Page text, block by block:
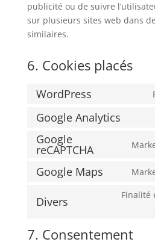
publicité ou de suivre
sur plusieurs sites web dans
similaires.
6. Cookies placés
WordPress
Google Analytics
Google
reCAPTCHA
Google Maps
Divers
Finalité
7. Consentement